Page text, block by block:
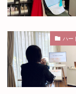
ハー